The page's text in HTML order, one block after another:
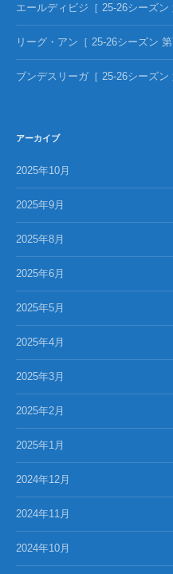
エールディビジ［ 25-26シーズ
リーグ・アン［ 25-26シーズン
ブンデスリーガ［ 25-26シーズ
アーカイブ
2025年10月
2025年9月
2025年8月
2025年6月
2025年5月
2025年4月
2025年3月
2025年2月
2025年1月
2024年12月
2024年11月
2024年10月